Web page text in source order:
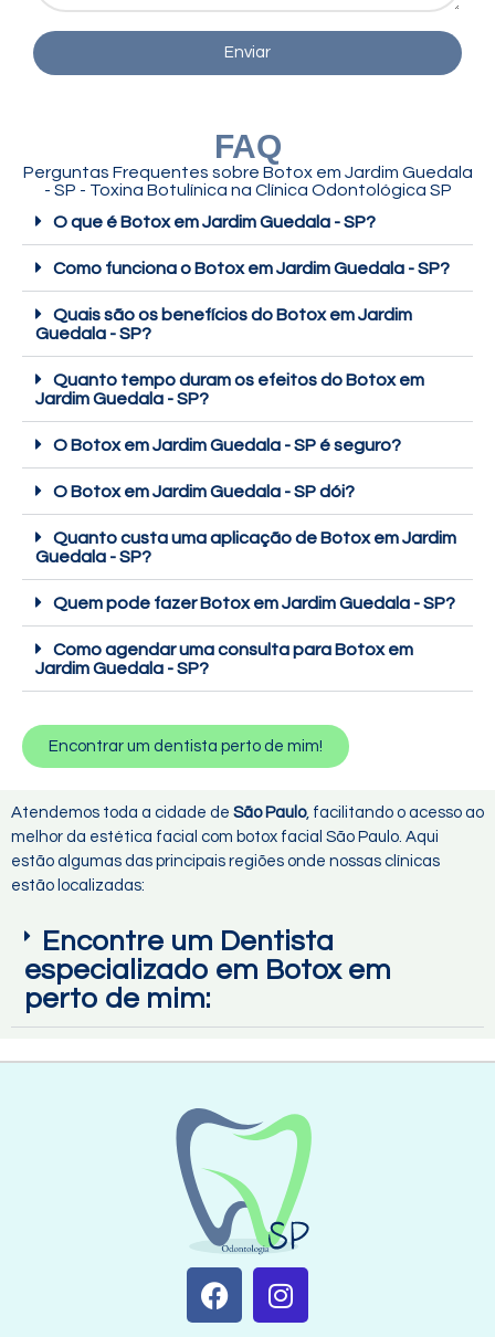
Enviar
FAQ
Perguntas Frequentes sobre Botox em Jardim Guedala
- SP - Toxina Botulínica na Clínica Odontológica SP
O que é Botox em Jardim Guedala - SP?
Como funciona o Botox em Jardim Guedala - SP?
Quais são os benefícios do Botox em Jardim
Guedala - SP?
Quanto tempo duram os efeitos do Botox em
Jardim Guedala - SP?
O Botox em Jardim Guedala - SP é seguro?
O Botox em Jardim Guedala - SP dói?
Quanto custa uma aplicação de Botox em Jardim
Guedala - SP?
Quem pode fazer Botox em Jardim Guedala - SP?
Como agendar uma consulta para Botox em
Jardim Guedala - SP?
Encontrar um dentista perto de mim!
Atendemos toda a cidade de São Paulo, facilitando o acesso ao
melhor da estética facial com botox facial São Paulo. Aqui
estão algumas das principais regiões onde nossas clínicas
estão localizadas:
Encontre um Dentista
especializado em Botox em
perto de mim: